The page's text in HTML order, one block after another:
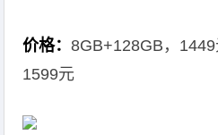
价格：8GB+128GB，1449
1599元